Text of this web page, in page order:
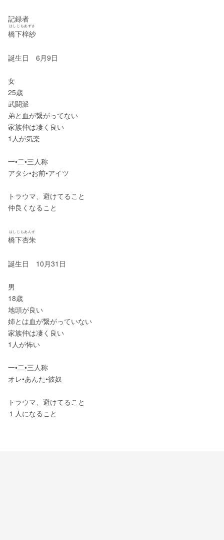
記録者
橋下梓紗
はしじもあずさ
誕生日　6月9日
女
25歳
武闘派
弟と血が繋がってない
家族仲は凄く良い
1人が気楽
一•二•三人称
アタシ•お前•アイツ
トラウマ、避けてること
仲良くなること
橋下杏朱
はしじもあんず
誕生日　10月31日
男
18歳
地頭が良い
姉とは血が繋がっていない
家族仲は凄く良い
1人が怖い
一•二•三人称
オレ•あんた•彼奴
トラウマ、避けてること
１人になること